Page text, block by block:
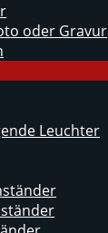
oder Gravur
Leuchter